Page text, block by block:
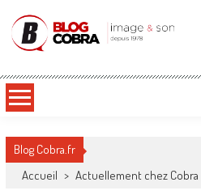
Blog Cobra
Blog Cobra.fr
Accueil > Actuellement chez Cobra